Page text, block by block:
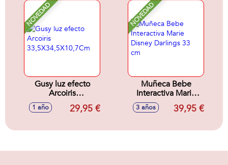
NOVEDAD
Gusy luz efecto
Arcoiris
33,5X34,5X10,7Cm
1 año 29,95 €
NOVEDAD
Muñeca Bebe
Interactiva Marie
Disney Darlings 33
3 años 39,95 €